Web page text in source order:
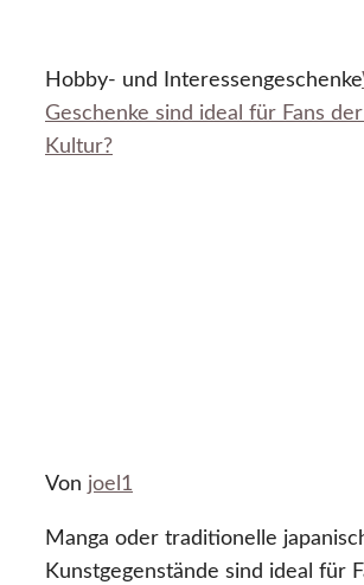
Hobby- und Interessengeschenke
Geschenke sind ideal für Fans
Kultur?
Von joel1
Manga oder traditionelle
Kunstgegenstände sind ideal für